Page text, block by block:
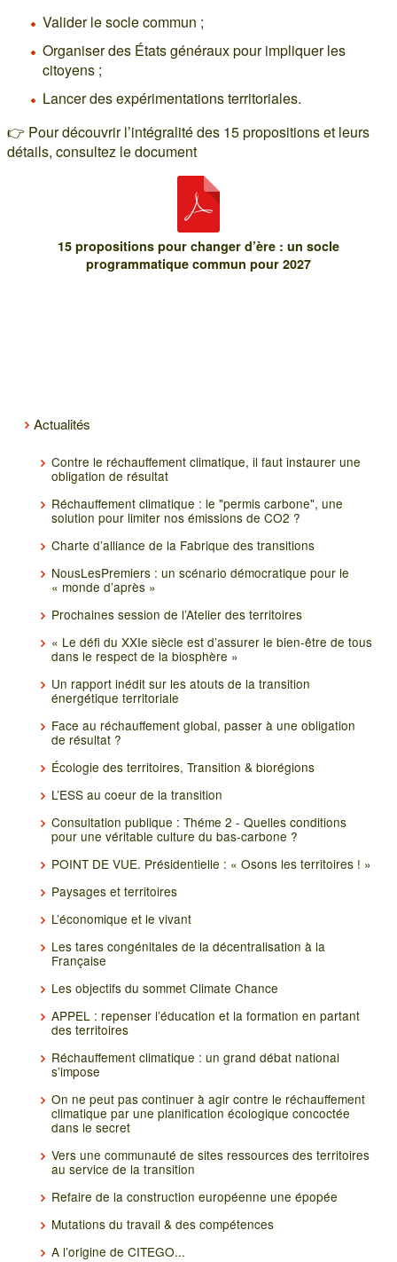
Valider le socle commun ;
Organiser des États généraux pour impliquer les
citoyens ;
Lancer des expérimentations territoriales.
👉 Pour découvrir l’intégralité des 15 propositions et leurs
détails, consultez le document
15 propositions pour changer d’ère : un socle
programmatique commun pour 2027
Actualités
Contre le réchauffement climatique, il faut instaurer une
obligation de résultat
Réchauffement climatique : le "permis carbone", une
solution pour limiter nos émissions de CO2 ?
Charte d’alliance de la Fabrique des transitions
NousLesPremiers : un scénario démocratique pour le
« monde d’après »
Prochaines session de l’Atelier des territoires
« Le défi du XXIe siècle est d’assurer le bien-être de tous
dans le respect de la biosphère »
Un rapport inédit sur les atouts de la transition
énergétique territoriale
Face au réchauffement global, passer à une obligation
de résultat ?
Écologie des territoires, Transition & biorégions
L’ESS au coeur de la transition
Consultation publique : Théme 2 - Quelles conditions
pour une véritable culture du bas-carbone ?
POINT DE VUE. Présidentielle : « Osons les territoires ! »
Paysages et territoires
L’économique et le vivant
Les tares congénitales de la décentralisation à la
Française
Les objectifs du sommet Climate Chance
APPEL : repenser l’éducation et la formation en partant
des territoires
Réchauffement climatique : un grand débat national
s’impose
On ne peut pas continuer à agir contre le réchauffement
climatique par une planification écologique concoctée
dans le secret
Vers une communauté de sites ressources des territoires
au service de la transition
Refaire de la construction européenne une épopée
Mutations du travail & des compétences
A l’origine de CITEGO...